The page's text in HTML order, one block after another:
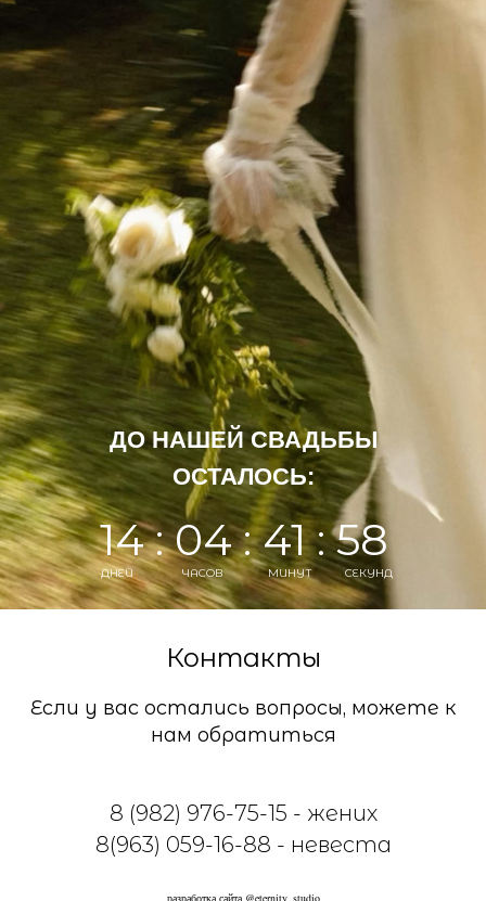
МИНУТ
ЧАСОВ
ДНЕЙ СЕКУНД
14 : 04 : 41 : 58
ДО НАШЕЙ СВАДЬБЫ
ОСТАЛОСЬ:
Контакты
Если у вас остались вопросы, можете к
нам обратиться
8 (982) 976-75-15 - жених
8(963) 059-16-88 - невеста
разработка сайта @eternity_studio